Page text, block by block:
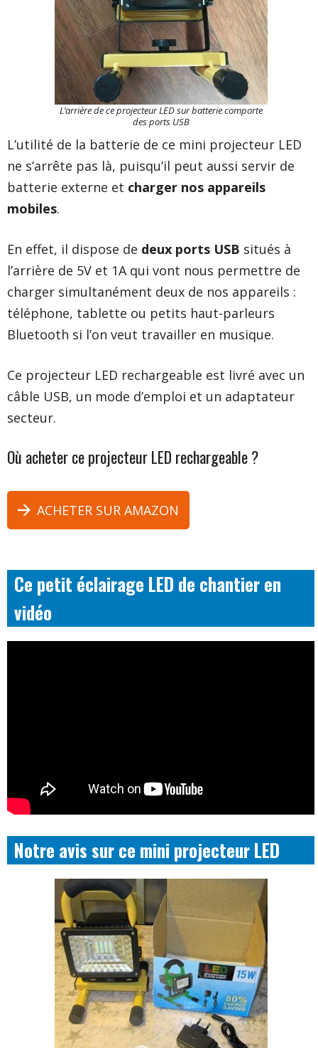
L’arrière de ce projecteur LED sur batterie comporte
des ports USB
L’utilité de la batterie de ce mini projecteur LED
ne s’arrête pas là, puisqu’il peut aussi servir de
batterie externe et charger nos appareils
mobiles.
En effet, il dispose de deux ports USB situés à
l’arrière de 5V et 1A qui vont nous permettre de
charger simultanément deux de nos appareils :
téléphone, tablette ou petits haut-parleurs
Bluetooth si l’on veut travailler en musique.
Ce projecteur LED rechargeable est livré avec un
câble USB, un mode d’emploi et un adaptateur
secteur.
Où acheter ce projecteur LED rechargeable ?
ACHETER SUR AMAZON
Ce petit éclairage LED de chantier en
vidéo
Notre avis sur ce mini projecteur LED